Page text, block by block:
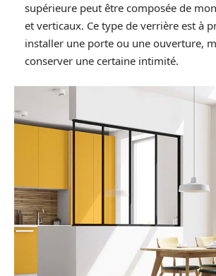
supérieure peut être composée de
et verticaux. Ce type de verrière est à
installer une porte ou une ouverture,
conserver une certaine intimité.